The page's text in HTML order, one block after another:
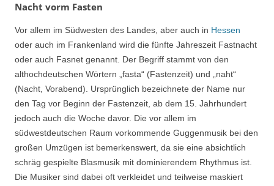
Nacht vorm Fasten
Vor allem im Südwesten des Landes, aber auch in Hessen
oder auch im Frankenland wird die fünfte Jahreszeit Fastnacht
oder auch Fasnet genannt. Der Begriff stammt von den
althochdeutschen Wörtern „fasta“ (Fastenzeit) und „naht“
(Nacht, Vorabend). Ursprünglich bezeichnete der Name nur
den Tag vor Beginn der Fastenzeit, ab dem 15. Jahrhundert
jedoch auch die Woche davor. Die vor allem im
südwestdeutschen Raum vorkommende Guggenmusik bei den
großen Umzügen ist bemerkenswert, da sie eine absichtlich
schräg gespielte Blasmusik mit dominierendem Rhythmus ist.
Die Musiker sind dabei oft verkleidet und teilweise maskiert